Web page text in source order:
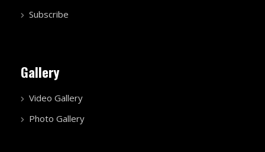
Subscribe
Gallery
Video Gallery
Photo Gallery